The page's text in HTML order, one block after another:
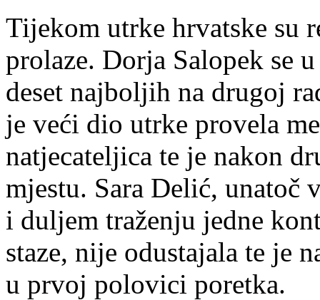
Tijekom utrke hrvatske su
prolaze. Dorja Salopek se
deset najboljih na drugoj
je veći dio utrke provela
natjecateljica te je nakon
mjestu. Sara Delić, unatoč
i duljem traženju jedne
staze, nije odustajala te je
u prvoj polovici poretka.